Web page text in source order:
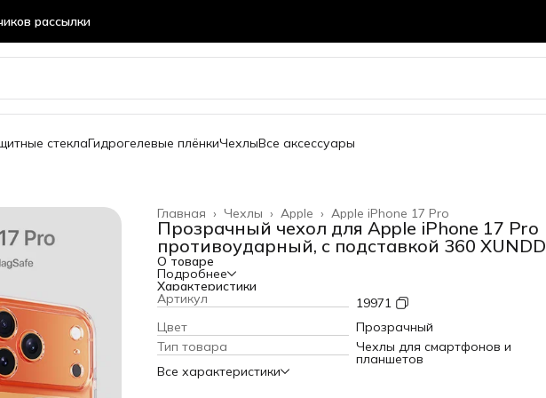
рассылки
стеклаГидрогелевые плёнкиЧехлыВсе аксессуары
Apple iPhone 17 Pro
Apple ›
Чехлы ›
Главная ›
Прозрачный чехол для Apple iPhone 17 Pro
противоударный, с подставкой 360 XUNDD
О товаре
Подробнее
Характеристики
Артикул
19971
Цвет
Прозрачный
Тип товара
Чехлы для смартфонов и
планшетов
Все характеристики